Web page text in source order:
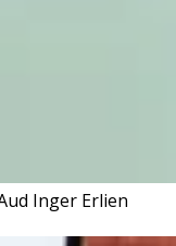
Inger Erlien